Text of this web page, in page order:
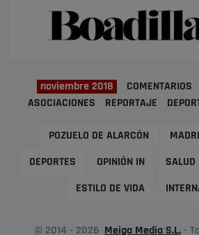
noviembre 2018 COMENTARIOS
ASOCIACIONES
REPORTAJE
POZUELO DE ALARCÓN
DEPORTES OPINIÓN IN SALUD
ESTILO DE VIDA
© 2014 - 2026 Meiga Media S.L. -